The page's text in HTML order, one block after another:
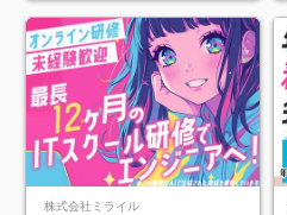
株式会社ミライル